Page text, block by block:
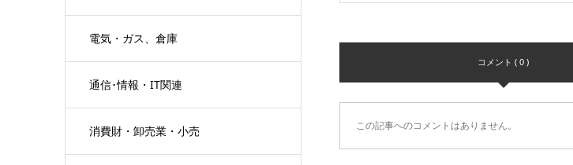
電気・ガス、倉庫
通信･情報・IT関連
消費財・卸売業・小売
コメント ( 0 )
この記事へのコメントはありません。